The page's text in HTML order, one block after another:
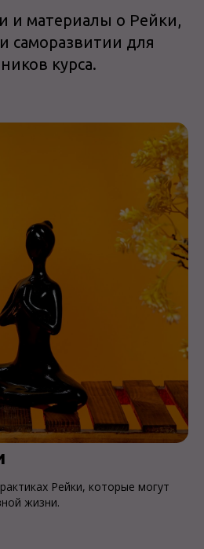
и материалы о Рейки,
саморазвитии для
курса.
Рейки, которые могут
жизни.